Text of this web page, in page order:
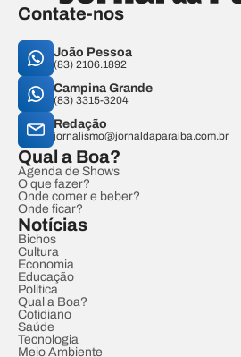
Contate-nos
João Pessoa
(83) 2106.1892
Campina Grande
(83) 3315-3204
Redação
jornalismo@jornaldaparaiba.com.br
Qual a Boa?
Agenda de Shows
O que fazer?
Onde comer e beber?
Onde ficar?
Notícias
Bichos
Cultura
Economia
Educação
Política
Qual a Boa?
Cotidiano
Saúde
Tecnologia
Meio Ambiente